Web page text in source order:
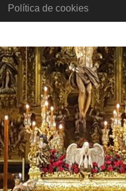
Política de cookies